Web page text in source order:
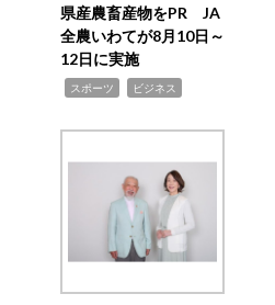
県産農畜産物をPR JA
全農いわてが8月10日～
12日に実施
スポーツ ビジネス